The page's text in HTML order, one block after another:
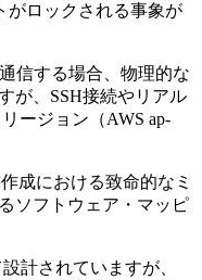
がロックされる事象が
信する場合、物理的な
が、SSH接続やリアル
ージョン（AWS ap-
成における致命的なミ
ソフトウェア・マッピ
計されていますが、